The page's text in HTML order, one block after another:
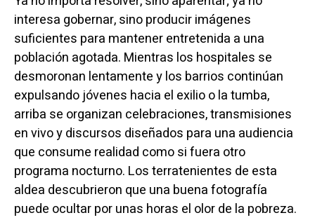
interesa gobernar, sino producir imágenes
suficientes para mantener entretenida a una
población agotada. Mientras los hospitales se
desmoronan lentamente y los barrios continúan
expulsando jóvenes hacia el exilio o la tumba,
arriba se organizan celebraciones, transmisiones
en vivo y discursos diseñados para una audiencia
que consume realidad como si fuera otro
programa nocturno. Los terratenientes de esta
aldea descubrieron que una buena fotografía
puede ocultar por unas horas el olor de la pobreza.